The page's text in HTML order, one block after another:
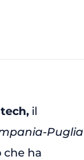
il
Puglia
che ha